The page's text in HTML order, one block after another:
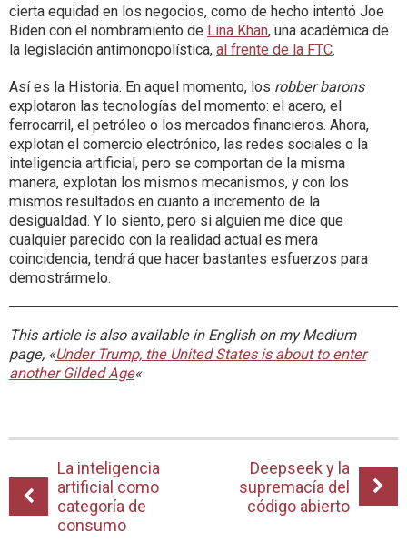
cierta equidad en los negocios, como de hecho intentó Joe
Biden con el nombramiento de Lina Khan, una académica de
la legislación antimonopolística, al frente de la FTC.
Así es la Historia. En aquel momento, los robber barons
explotaron las tecnologías del momento: el acero, el
ferrocarril, el petróleo o los mercados financieros. Ahora,
explotan el comercio electrónico, las redes sociales o la
inteligencia artificial, pero se comportan de la misma
manera, explotan los mismos mecanismos, y con los
mismos resultados en cuanto a incremento de la
desigualdad. Y lo siento, pero si alguien me dice que
cualquier parecido con la realidad actual es mera
coincidencia, tendrá que hacer bastantes esfuerzos para
demostrármelo.
This article is also available in English on my Medium
page, «Under Trump, the United States is about to enter
another Gilded Age«
La inteligencia
artificial como
categoría de
consumo
Deepseek y la
supremacía del
código abierto